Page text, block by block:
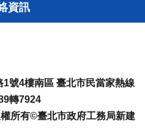
資訊
號4樓南區 臺北市民當家熱線
轉7924
所有©臺北市政府工務局新建